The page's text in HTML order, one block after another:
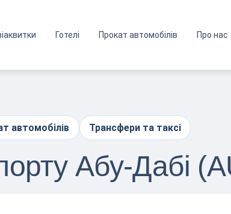
Готелі Прокат автомобілів Про нас
автомобілів Трансфери та таксі
Абу-Дабі